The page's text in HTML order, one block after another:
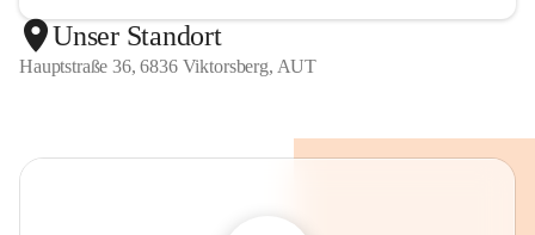
Unser Standort
Hauptstraße 36, 6836 Viktorsberg, AUT